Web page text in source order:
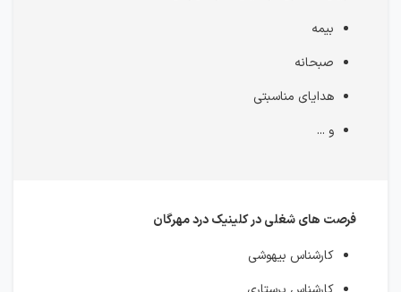
بیمه
صبحانه
هدایای مناسبتی
و ...
فرصت های شغلی در کلینیک درد مهرگان
کارشناس بیهوشی